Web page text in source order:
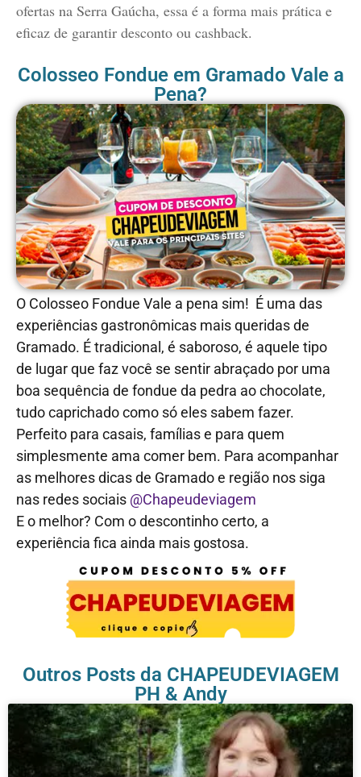
ofertas na Serra Gaúcha, essa é a forma mais prática e
eficaz de garantir desconto ou cashback.
Colosseo Fondue em Gramado Vale a
Pena?
O Colosseo Fondue Vale a pena sim! É uma das
experiências gastronômicas mais queridas de
Gramado. É tradicional, é saboroso, é aquele tipo
de lugar que faz você se sentir abraçado por uma
boa sequência de fondue da pedra ao chocolate,
tudo caprichado como só eles sabem fazer.
Perfeito para casais, famílias e para quem
simplesmente ama comer bem. Para acompanhar
as melhores dicas de Gramado e região nos siga
nas redes sociais @Chapeudeviagem
E o melhor? Com o descontinho certo, a
experiência fica ainda mais gostosa.
Outros Posts da CHAPEUDEVIAGEM
PH & Andy